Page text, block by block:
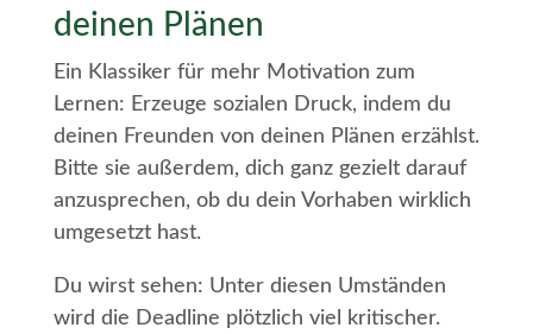
deinen Plänen
Ein Klassiker für mehr Motivation zum
Lernen: Erzeuge sozialen Druck, indem du
deinen Freunden von deinen Plänen erzählst.
Bitte sie außerdem, dich ganz gezielt darauf
anzusprechen, ob du dein Vorhaben wirklich
umgesetzt hast.
Du wirst sehen: Unter diesen Umständen
wird die Deadline plötzlich viel kritischer.